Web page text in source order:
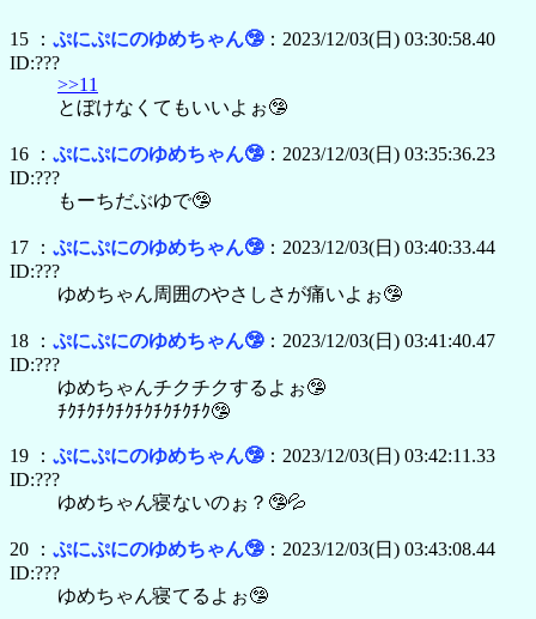
15 ： ぷにぷにのゆめちゃん🤥：2023/12/03(日) 03:30:58.40
ID:???
>>11
とぼけなくてもいいよぉ🤥
16 ： ぷにぷにのゆめちゃん🤥：2023/12/03(日) 03:35:36.23
ID:???
もーちだぶゆで🤥
17 ： ぷにぷにのゆめちゃん🤥：2023/12/03(日) 03:40:33.44
ID:???
ゆめちゃん周囲のやさしさが痛いよぉ🤥
18 ： ぷにぷにのゆめちゃん🤥：2023/12/03(日) 03:41:40.47
ID:???
ゆめちゃんチクチクするよぉ🤥
ﾁｸﾁｸﾁｸﾁｸﾁｸﾁｸﾁｸﾁｸ🤥
19 ： ぷにぷにのゆめちゃん🤥：2023/12/03(日) 03:42:11.33
ID:???
ゆめちゃん寝ないのぉ？🤥💦
20 ： ぷにぷにのゆめちゃん🤥：2023/12/03(日) 03:43:08.44
ID:???
ゆめちゃん寝てるよぉ🤥